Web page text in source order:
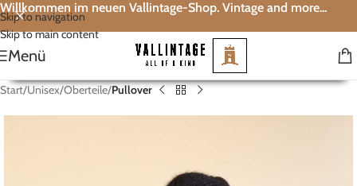
Skip to navigation
Skip to main content
Willkommen im neuen Vallintage-Shop. Vintage and more...
Menü
Start Unisex Oberteile Pullover